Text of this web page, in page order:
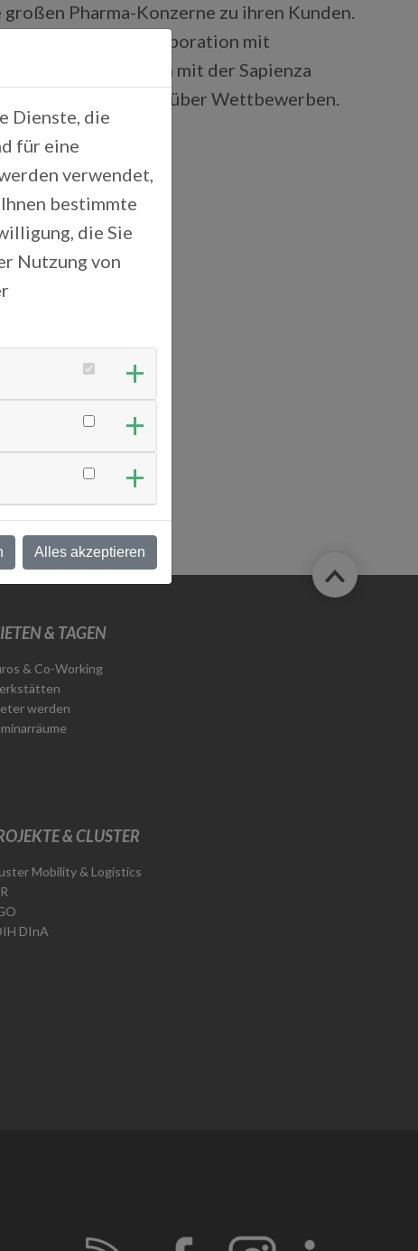
Pharma-Konzerne zu ihren Kunden.
in enger Kollaboration mit
im Besonderen mit der Sapienza
uns Vorteile gegenüber Wettbewerben.
& TAGEN
& Co-Working
werden
& CLUSTER
Mobility & Logistics
DInA
Dienste, die
für eine
verwendet,
bestimmte
die Sie
Nutzung von
Alles akzeptieren